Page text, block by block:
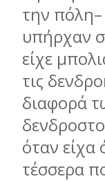
την πόλη–
υπήρχαν
είχε
τις
διαφορά
όταν είχα
τέσσερα